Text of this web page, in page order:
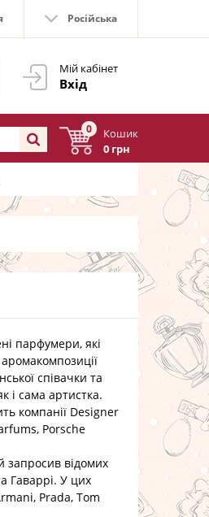
Російська
Мій кабінет
Вхід
0
Кошик
0 грн
парфумери, які
співачки та
і сама артистка.
компанії Designer
Porsche
запросив відомих
Гаваррі. У цих
Prada, Tom